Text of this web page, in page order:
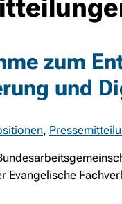
zum
und
,
Evangelische